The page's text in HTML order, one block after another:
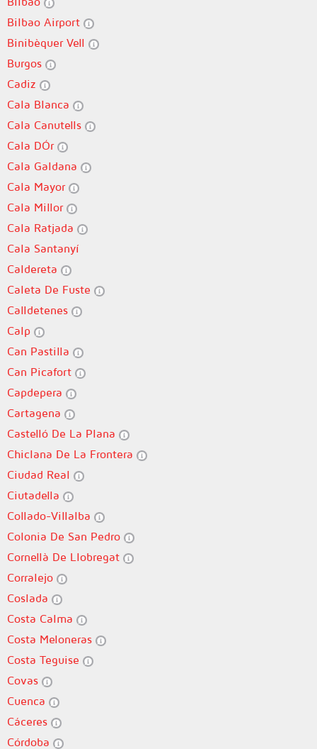
Bilbao Airport
Binibèquer Vell
Burgos
Cadiz
Cala Blanca
Cala Canutells
Cala DÓr
Cala Galdana
Cala Mayor
Cala Millor
Cala Ratjada
Cala Santanyí
Caldereta
Caleta De Fuste
Calldetenes
Calp
Can Pastilla
Can Picafort
Capdepera
Cartagena
Castelló De La Plana
Chiclana De La Frontera
Ciudad Real
Ciutadella
Collado-Villalba
Colonia De San Pedro
Cornellà De Llobregat
Corralejo
Coslada
Costa Calma
Costa Meloneras
Costa Teguise
Covas
Cuenca
Cáceres
Córdoba